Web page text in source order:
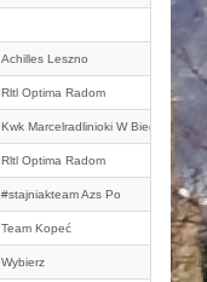
Achilles Leszno
Rltl Optima Radom
Kwk Marcelradlinioki W Biegu
Rltl Optima Radom
#stajniakteam Azs Po
Team Kopeć
Wybierz